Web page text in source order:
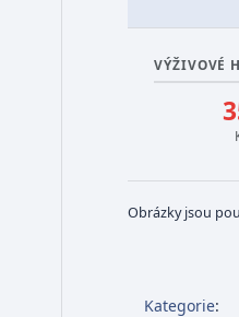
VÝŽIVOVÉ
Obrázky jsou
Kategorie: